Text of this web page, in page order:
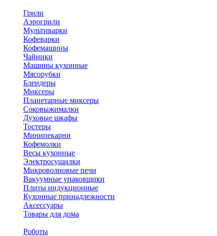
Грили
Аэрогрили
Мультиварки
Кофеварки
Кофемашины
Чайники
Машины кухонные
Мясорубки
Блендеры
Миксеры
Планетарные миксеры
Соковыжималки
Духовые шкафы
Тостеры
Минипекарни
Кофемолки
Весы кухонные
Электросушилки
Микроволновые печи
Вакуумные упаковщики
Плиты индукционные
Кухонные принадлежности
Аксессуары
Товары для дома
Роботы